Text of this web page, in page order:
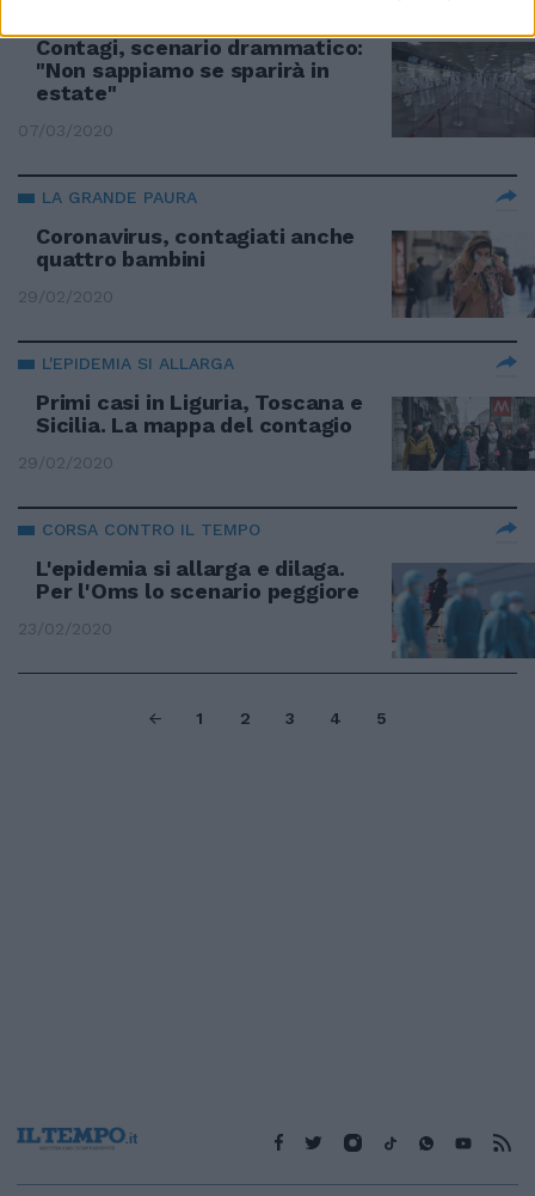
Contagi, scenario drammatico:
"Non sappiamo se sparirà in
estate"
07/03/2020
LA GRANDE PAURA
Coronavirus, contagiati anche
quattro bambini
29/02/2020
L'EPIDEMIA SI ALLARGA
Primi casi in Liguria, Toscana e
Sicilia. La mappa del contagio
29/02/2020
CORSA CONTRO IL TEMPO
L'epidemia si allarga e dilaga.
Per l'Oms lo scenario peggiore
23/02/2020
1 2 3 4 5